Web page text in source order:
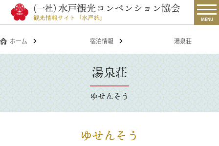
MENU
ホーム 宿泊情報 湯泉荘
湯泉荘
ゆせんそう
ゆせんそう